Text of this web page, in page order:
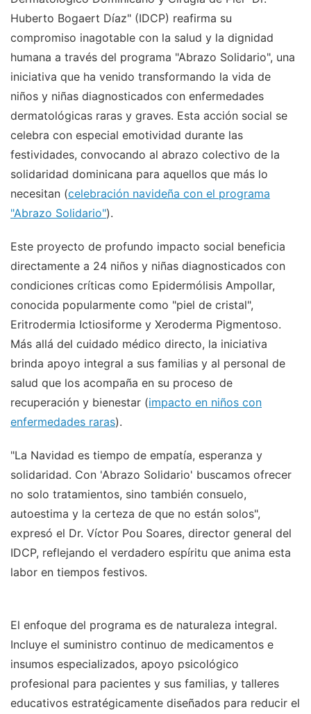
Huberto Bogaert Díaz" (IDCP) reafirma su
compromiso inagotable con la salud y la dignidad
humana a través del programa "Abrazo Solidario", una
iniciativa que ha venido transformando la vida de
niños y niñas diagnosticados con enfermedades
dermatológicas raras y graves. Esta acción social se
celebra con especial emotividad durante las
festividades, convocando al abrazo colectivo de la
solidaridad dominicana para aquellos que más lo
necesitan (celebración navideña con el programa
"Abrazo Solidario").
Este proyecto de profundo impacto social beneficia
directamente a 24 niños y niñas diagnosticados con
condiciones críticas como Epidermólisis Ampollar,
conocida popularmente como "piel de cristal",
Eritrodermia Ictiosiforme y Xeroderma Pigmentoso.
Más allá del cuidado médico directo, la iniciativa
brinda apoyo integral a sus familias y al personal de
salud que los acompaña en su proceso de
recuperación y bienestar (impacto en niños con
enfermedades raras).
"La Navidad es tiempo de empatía, esperanza y
solidaridad. Con 'Abrazo Solidario' buscamos ofrecer
no solo tratamientos, sino también consuelo,
autoestima y la certeza de que no están solos",
expresó el Dr. Víctor Pou Soares, director general del
IDCP, reflejando el verdadero espíritu que anima esta
labor en tiempos festivos.
El enfoque del programa es de naturaleza integral.
Incluye el suministro continuo de medicamentos e
insumos especializados, apoyo psicológico
profesional para pacientes y sus familias, y talleres
educativos estratégicamente diseñados para reducir el